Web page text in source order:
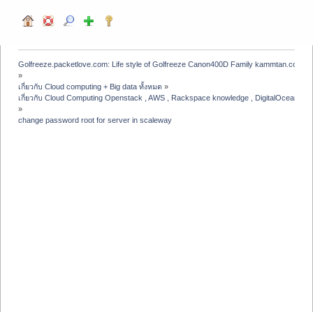
Golfreeze.packetlove.com: Life style of Golfreeze Canon400D Family kammtan.com
»
เกี่ยวกับ Cloud computing + Big data ทั้งหมด »
เกี่ยวกับ Cloud Computing Openstack , AWS , Rackspace knowledge , DigitalOcean ,
»
change password root for server in scaleway